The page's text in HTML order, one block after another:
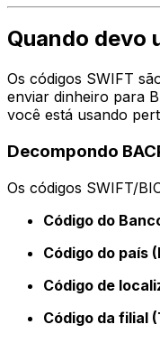
Quando devo
Os códigos SWIFT
enviar dinheiro para
você está usando
Decompondo
Os códigos SWIFT/
Código do
Código do país
Código de
Código da filial